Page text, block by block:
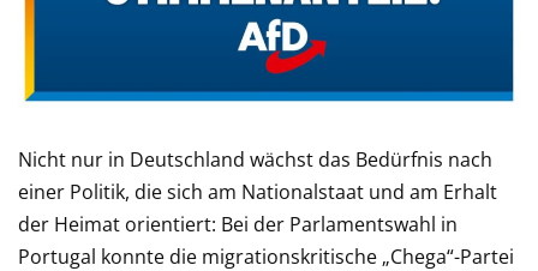
Nicht nur in Deutschland wächst das Bedürfnis nach
einer Politik, die sich am Nationalstaat und am Erhalt
der Heimat orientiert: Bei der Parlamentswahl in
Portugal konnte die migrationskritische „Chega“-Partei